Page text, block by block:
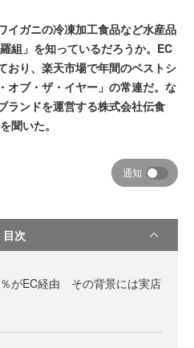
イガニの冷凍加工食品など水産品
組」を知っているだろうか。EC
おり、楽天市場で年間のベストシ
オブ・ザ・イヤー」の常連だ。な
ランドを運営する株式会社伝食
聞いた。
通知
目次
がEC経由 その背景には実店